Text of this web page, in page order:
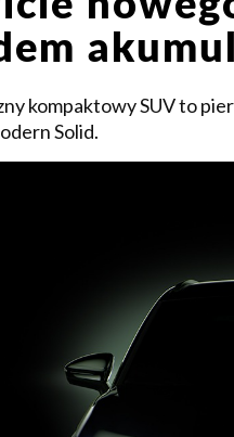
kompaktowy SUV to
Solid.